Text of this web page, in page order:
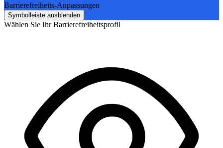
Barrierefreiheits-Anpassungen
Symbolleiste ausblenden
Wählen Sie Ihr Barrierefreiheitsprofil